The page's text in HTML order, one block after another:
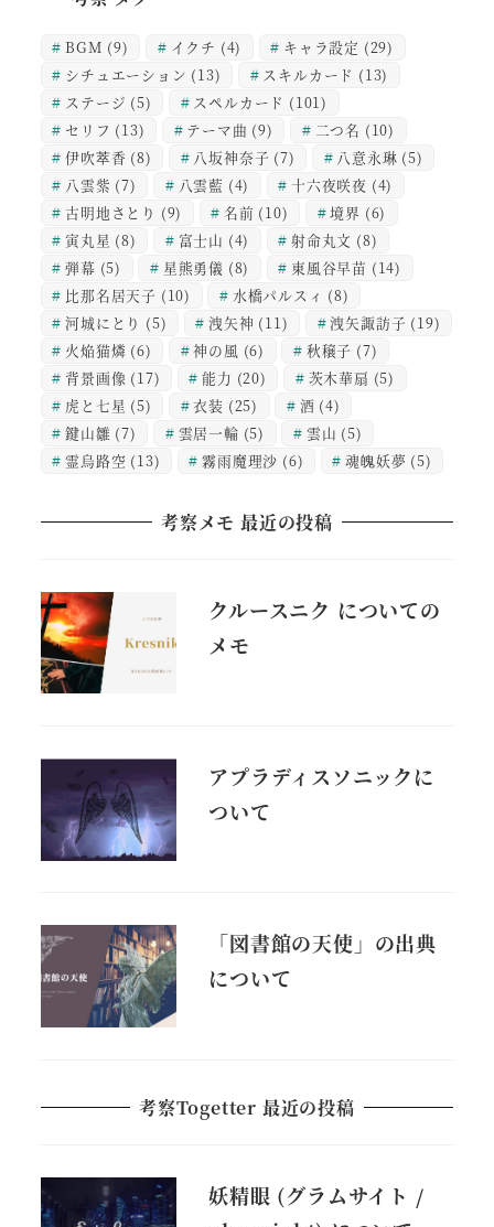
BGM (9) イクチ (4) キャラ設定 (29)
シチュエーション (13) スキルカード (13)
ステージ (5) スペルカード (101)
セリフ (13) テーマ曲 (9) 二つ名 (10)
伊吹萃香 (8) 八坂神奈子 (7) 八意永琳 (5)
八雲紫 (7) 八雲藍 (4) 十六夜咲夜 (4)
古明地さとり (9) 名前 (10) 境界 (6)
寅丸星 (8) 富士山 (4) 射命丸文 (8)
弾幕 (5) 星熊勇儀 (8) 東風谷早苗 (14)
比那名居天子 (10) 水橋パルスィ (8)
河城にとり (5) 洩矢神 (11) 洩矢諏訪子 (19)
火焔猫燐 (6) 神の風 (6) 秋穣子 (7)
背景画像 (17) 能力 (20) 茨木華扇 (5)
虎と七星 (5) 衣装 (25) 酒 (4)
鍵山雛 (7) 雲居一輪 (5) 雲山 (5)
霊烏路空 (13) 霧雨魔理沙 (6) 魂魄妖夢 (5)
考察メモ 最近の投稿
クルースニク についての
メモ
アプラディスソニックに
ついて
「図書館の天使」の出典
について
考察Togetter 最近の投稿
妖精眼 (グラムサイト /